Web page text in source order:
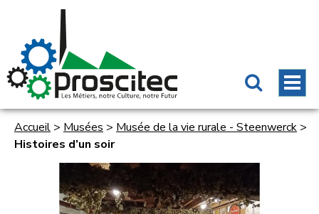
Accueil > Musées > Musée de la vie rurale - Steenwerck >
Histoires d’un soir